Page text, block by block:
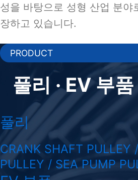
성을 바탕으로 성형 산업 분야
장하고 있습니다.
PRODUCT
풀리 · EV 부품
풀리
CRANK SHAFT PULLEY
PULLEY / SEA PUMP